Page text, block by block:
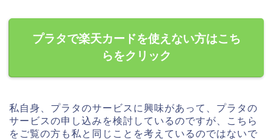
プラタで楽天カードを使えない方はこち
らをクリック
私自身、プラタのサービスに興味があって、プラタの
サービスの申し込みを検討しているのですが、こちら
をご覧の方も私と同じことを考えているのではないで